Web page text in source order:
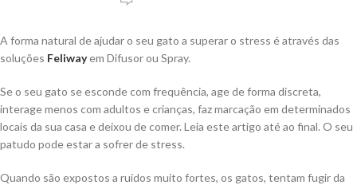
A forma natural de ajudar o seu gato a superar o stress é através das
soluções Feliwayem Difusor ou Spray.
Se o seu gato se esconde com frequência, age de forma discreta,
interage menos com adultos e crianças, faz marcação em determinados
locais da sua casa e deixou de comer. Leia este artigo até ao final. O seu
patudo pode estar a sofrer de stress.
Quando são expostos a ruídos muito fortes, os gatos, tentam fugir da